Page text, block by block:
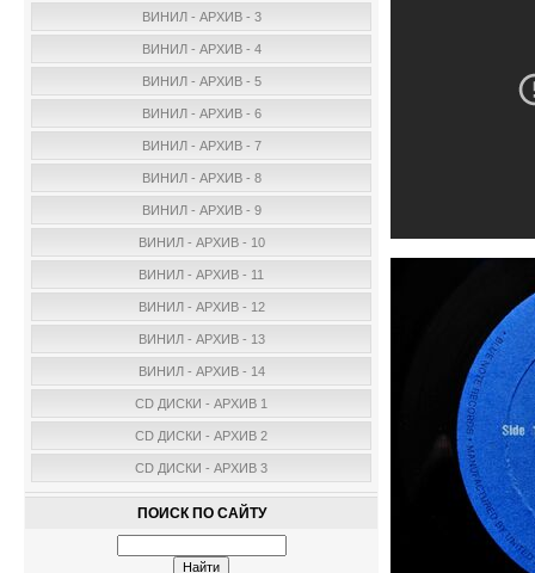
ВИНИЛ - АРХИВ - 3
ВИНИЛ - АРХИВ - 4
ВИНИЛ - АРХИВ - 5
ВИНИЛ - АРХИВ - 6
ВИНИЛ - АРХИВ - 7
ВИНИЛ - АРХИВ - 8
ВИНИЛ - АРХИВ - 9
ВИНИЛ - АРХИВ - 10
ВИНИЛ - АРХИВ - 11
ВИНИЛ - АРХИВ - 12
ВИНИЛ - АРХИВ - 13
ВИНИЛ - АРХИВ - 14
CD ДИСКИ - АРХИВ 1
CD ДИСКИ - АРХИВ 2
CD ДИСКИ - АРХИВ 3
ПОИСК ПО САЙТУ